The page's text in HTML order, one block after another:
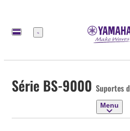
Menu
Série BS-9000 Suportes
Menu